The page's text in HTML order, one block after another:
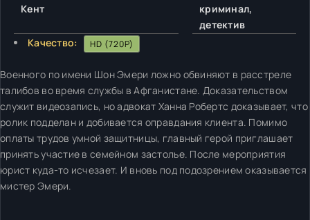
Кент
криминал,
детектив
Качество:
HD (720P)
Военного по имени Шон Эмери ложно обвиняют в расстреле
талибов во время службы в Афганистане. Доказательством
служит видеозапись, но адвокат Ханна Робертс доказывает, что
ролик подделан и добивается оправдания клиента. Помимо
оплаты трудов умной защитницы, главный герой приглашает
принять участие в семейном застолье. После мероприятия
юрист куда-то исчезает. И вновь под подозрением оказывается
мистер Эмери.